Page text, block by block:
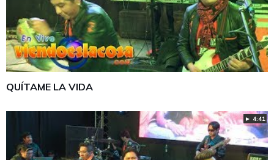
QUÍTAME LA VIDA
► 4:41